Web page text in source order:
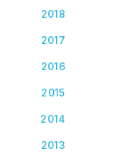
2018
2017
2016
2015
2014
2013